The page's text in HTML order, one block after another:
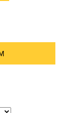
ДЛЯ